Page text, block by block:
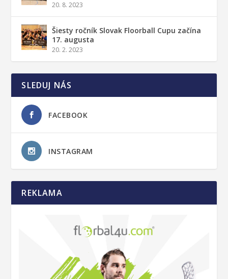
20. 8. 2023
Šiesty ročník Slovak Floorball Cupu začína
17. augusta
20. 2. 2023
SLEDUJ NÁS
FACEBOOK
INSTAGRAM
REKLAMA